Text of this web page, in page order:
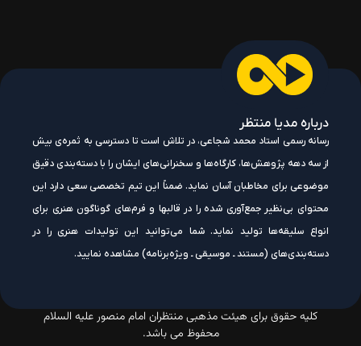
درباره مدیا منتظر
رسانه رسمی استاد محمد شجاعی، در تلاش است تا دسترسی به ثمره‌ی بیش
از سه دهه پژوهش‌ها، کارگاه‌ها و سخنرانی‌های ایشان را با دسته‌بندی دقیق
موضوعی برای مخاطبان آسان نماید. ضمناً این تیم تخصصی سعی دارد این
محتوای بی‌نظیر جمع‌آوری شده را در قالبها و فرم‌های گوناگون هنری برای
انواع سلیقه‌ها تولید نماید. شما می‌توانید این تولیدات هنری را در
دسته‌بندی‌های (مستند ـ موسیقی ـ ویژه‌برنامه) مشاهده نمایید.
کلیه حقوق برای هیئت مذهبی منتظران امام منصور علیه السلام
محفوظ می باشد.